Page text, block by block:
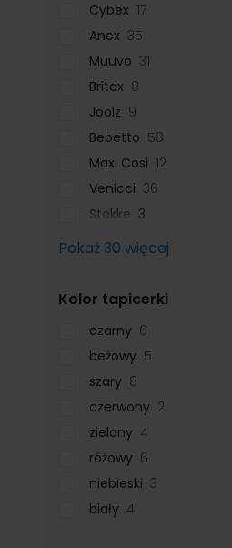
Cybex 17
Anex 35
Muuvo 31
Britax 8
Joolz 9
Bebetto 58
Maxi Cosi 12
Venicci 36
Stokke 3
Pokaż 30 więcej
Kolor tapicerki
czarny 6
beżowy 5
szary 8
czerwony 2
zielony 4
różowy 6
niebieski 3
biały 4